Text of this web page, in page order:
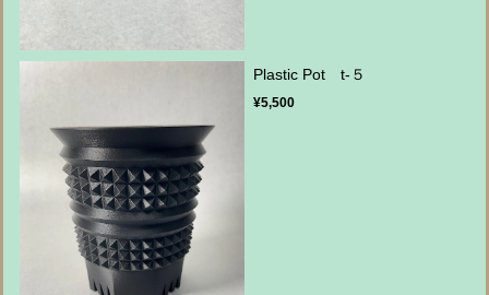
Plastic Pot t-５
¥5,500